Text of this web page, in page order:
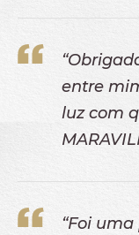
entre
luz com
“Foi